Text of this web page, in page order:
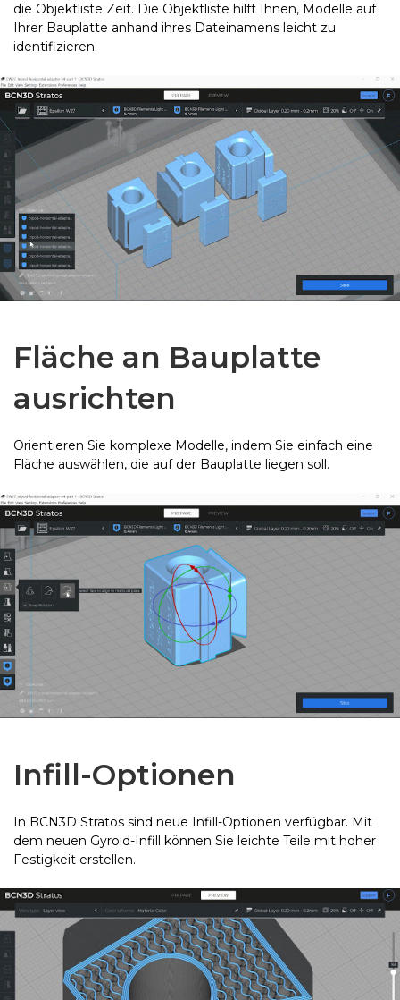
die Objektliste Zeit. Die Objektliste hilft Ihnen, Modelle auf
Ihrer Bauplatte anhand ihres Dateinamens leicht zu
identifizieren.
Fläche an Bauplatte
ausrichten
Orientieren Sie komplexe Modelle, indem Sie einfach eine
Fläche auswählen, die auf der Bauplatte liegen soll.
Infill-Optionen
In BCN3D Stratos sind neue Infill-Optionen verfügbar. Mit
dem neuen Gyroid-Infill können Sie leichte Teile mit hoher
Festigkeit erstellen.